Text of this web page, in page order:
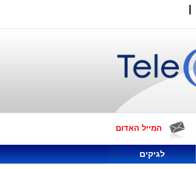
המייל האדום
לגיקים